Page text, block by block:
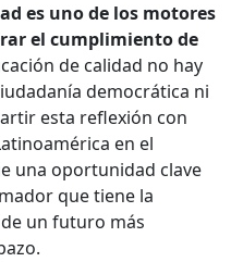
es uno de los motores
el cumplimiento de
de calidad no hay
democrática ni
esta reflexión con
en el
una oportunidad clave
que tiene la
un futuro más